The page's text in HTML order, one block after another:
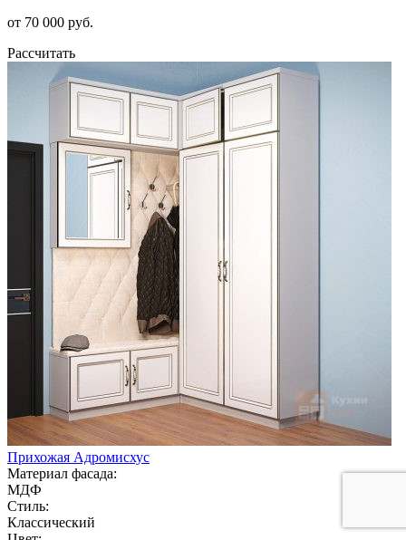
от 70 000 руб.
Рассчитать
Прихожая Адромисхус
Материал фасада:
МДФ
Стиль:
Классический